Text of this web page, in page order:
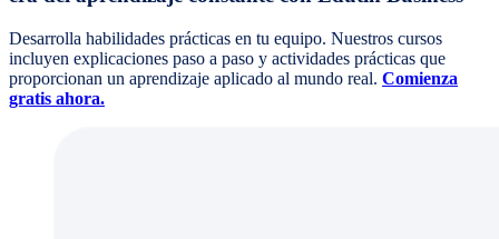
Desarrolla habilidades prácticas en tu equipo. Nuestros cursos
incluyen explicaciones paso a paso y actividades prácticas que
proporcionan un aprendizaje aplicado al mundo real. Comienza
gratis ahora.